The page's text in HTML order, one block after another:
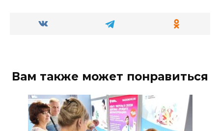
Вам также может понравиться